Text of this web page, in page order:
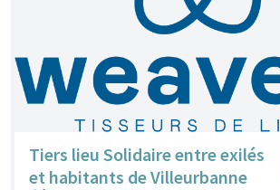
Tiers lieu Solidaire entre exilés
et habitants de Villeurbanne